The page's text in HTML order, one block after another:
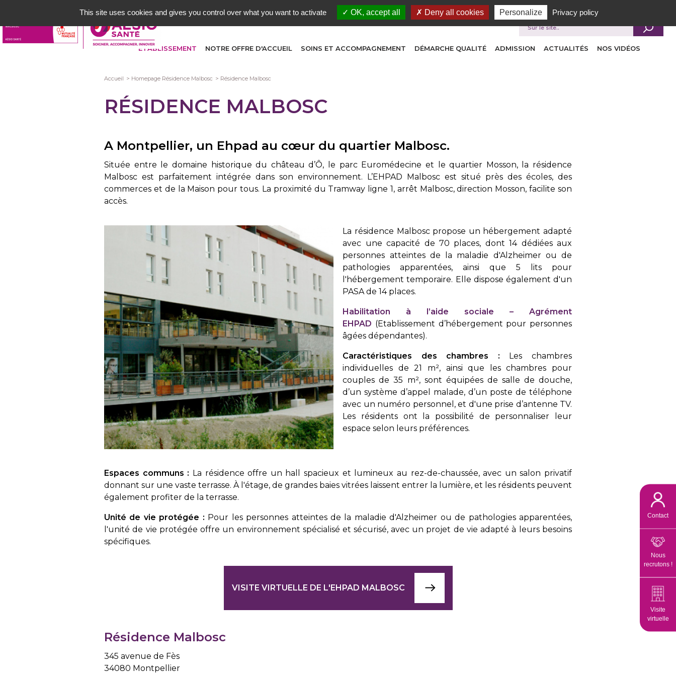
contenu
principal
ETABLISSEMENT NOTRE OFFRE D'ACCUEIL SOINS ET ACCOMPAGNEMENT DÉMARCHE QUALITÉ ADMISSION ACTUALITÉS NOS VIDÉOS
Je recherche
Fil
d'Ariane
Accueil Homepage Résidence Malbosc Résidence Malbosc
RÉSIDENCE MALBOSC
A Montpellier, un Ehpad au cœur du quartier Malbosc.
Située entre le domaine historique du château d’Ô, le parc Euromédecine et le quartier Mosson, la résidence
Malbosc est parfaitement intégrée dans son environnement. L’EHPAD Malbosc est situé près des écoles, des
commerces et de la Maison pour tous. La proximité du Tramway ligne 1, arrêt Malbosc, direction Mosson, facilite son
accès.
La résidence Malbosc propose un hébergement adapté
avec une capacité de 70 places, dont 14 dédiées aux
personnes atteintes de la maladie d'Alzheimer ou de
pathologies apparentées, ainsi que 5 lits pour
l'hébergement temporaire. Elle dispose également d'un
PASA de 14 places.
Habilitation à l’aide sociale – Agrément
EHPAD (Etablissement d’hébergement pour personnes
âgées dépendantes).
Caractéristiques des chambres : Les chambres
individuelles de 21 m², ainsi que les chambres pour
couples de 35 m², sont équipées de salle de douche,
d’un système d’appel malade, d’un poste de téléphone
avec un numéro personnel, et d'une prise d’antenne TV.
Les résidents ont la possibilité de personnaliser leur
espace selon leurs préférences.
Espaces communs : La résidence offre un hall spacieux et lumineux au rez-de-chaussée, avec un salon privatif
donnant sur une vaste terrasse. À l'étage, de grandes baies vitrées laissent entrer la lumière, et les résidents peuvent
également profiter de la terrasse.
Unité de vie protégée : Pour les personnes atteintes de la maladie d'Alzheimer ou de pathologies apparentées,
l'unité de vie protégée offre un environnement spécialisé et sécurisé, avec un projet de vie adapté à leurs besoins
spécifiques.
VISITE VIRTUELLE DE L'EHPAD MALBOSC
Résidence Malbosc
345 avenue de Fès
34080 Montpellier
Contact
Nous
recrutons !
Visite
virtuelle
This site uses cookies and gives you control over what you want to activate OK, accept all Deny all cookies Personalize Privacy policy